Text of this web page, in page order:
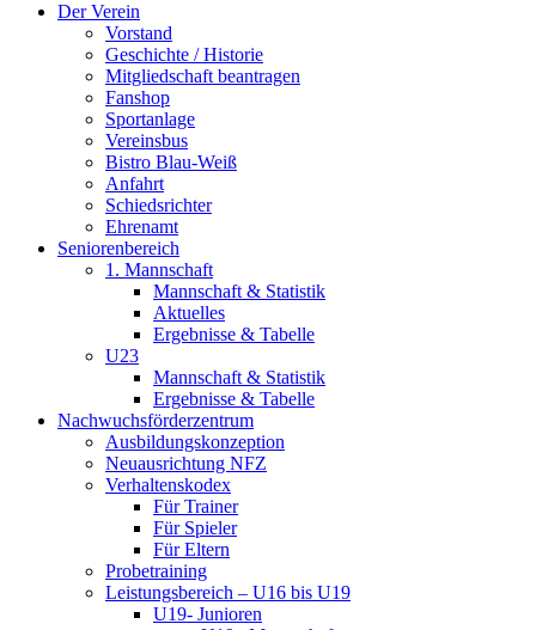
Der Verein
Vorstand
Geschichte / Historie
Mitgliedschaft beantragen
Fanshop
Sportanlage
Vereinsbus
Bistro Blau-Weiß
Anfahrt
Schiedsrichter
Ehrenamt
Seniorenbereich
1. Mannschaft
Mannschaft & Statistik
Aktuelles
Ergebnisse & Tabelle
U23
Mannschaft & Statistik
Ergebnisse & Tabelle
Nachwuchsförderzentrum
Ausbildungskonzeption
Neuausrichtung NFZ
Verhaltenskodex
Für Trainer
Für Spieler
Für Eltern
Probetraining
Leistungsbereich – U16 bis U19
U19- Junioren